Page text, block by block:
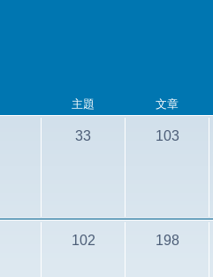
主題 文章
33 103
102 198